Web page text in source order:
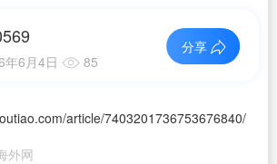
年6月4日 85
分享
article/7403201736753676840/
外网